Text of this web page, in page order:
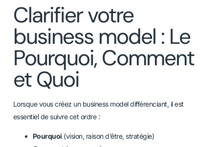
Clarifier votre
business model : Le
Pourquoi, Comment
et Quoi
Lorsque vous créez un business model différenciant, il est
essentiel de suivre cet ordre :
Pourquoi (vision, raison d’être, stratégie)